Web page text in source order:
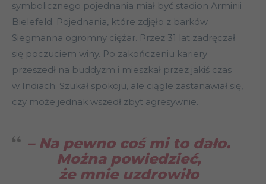
symbolicznego pojednania miał być stadion Arminii
Bielefeld. Pojednania, które zdjęło z barków
Siegmanna ogromny ciężar. Przez 31 lat zadręczał
się poczuciem winy. Po zakończeniu kariery
przeszedł na buddyzm i mieszkał przez jakiś czas
w Indiach. Szukał spokoju, ale ciągle zastanawiał się,
czy może jednak wszedł zbyt agresywnie.
– Na pewno coś mi to dało.
Można powiedzieć,
że mnie uzdrowiło